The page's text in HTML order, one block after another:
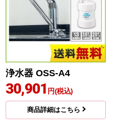
浄水器 OSS-A4
30,901 円(税込)
商品詳細はこちら